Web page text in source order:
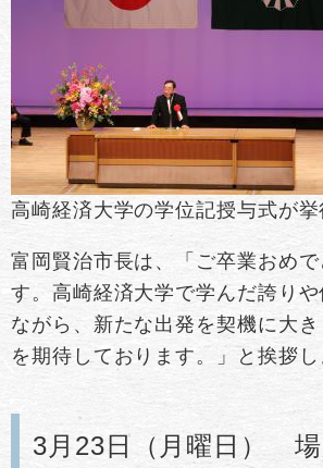
高崎経済大学の学位記授与式が挙
富岡賢治市長は、「ご卒業おめで
す。高崎経済大学で学んだ誇り
ながら、新たな出発を契機に大き
を期待しております。」と挨拶し
3月23日（月曜日） 場